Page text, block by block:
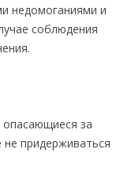
недомоганиями и
соблюдения
за
придерживаться